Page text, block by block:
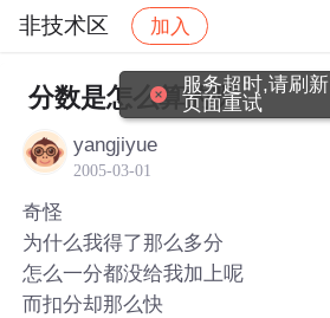
非技术区 加入
社区 非技术区 帖子详情
分数是怎么算的呀
yangjiyue
2005-03-01
奇怪
为什么我得了那么多分
怎么一分都没给我加上呢
而扣分却那么快
服务超时,请刷新
页面重试